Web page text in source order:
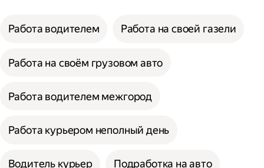
Работа водителем Работа на своей газели
Работа на своём грузовом авто
Работа водителем межгород
Работа курьером неполный день
Водитель курьер Подработка на авто